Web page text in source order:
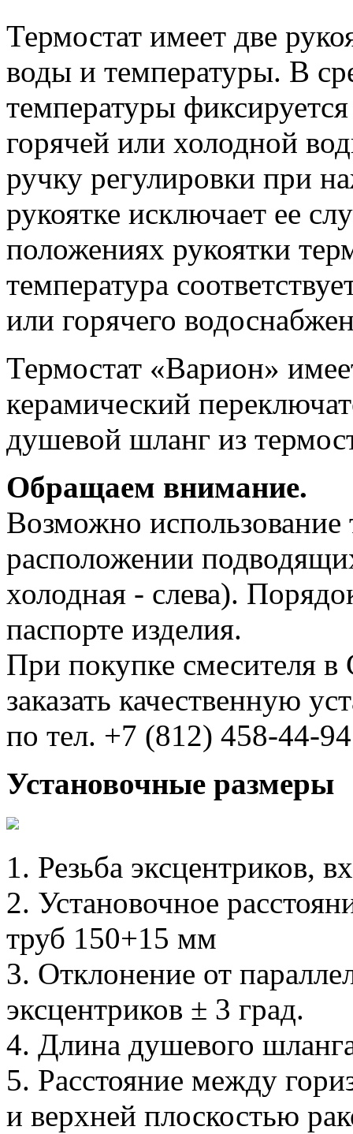
Термостат имеет две
воды и температуры. В
температуры
горячей или холодной
ручку регулировки при
рукоятке исключает ее
положениях рукоятки
температура
или горячего
Термостат «Варион»
керамический
душевой шланг из
Обращаем внимание.
Возможно использование
расположении
холодная - слева).
паспорте изделия.
При покупке смесителя
заказать качественную
по тел. +7 (812) 458-44-
Установочные размеры
1. Резьба эксцентриков,
2. Установочное
труб 150+15 мм
3. Отклонение от
эксцентриков ± 3 град.
4. Длина душевого
5. Расстояние между
и верхней плоскостью